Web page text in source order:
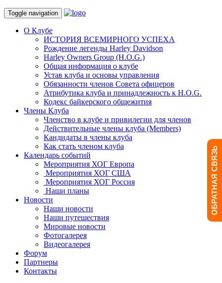
Toggle navigation
О Клубе
ИСТОРИЯ ВСЕМИРНОГО УСПЕХА
Рождение легенды Harley Davidson
Harley Owners Group (H.O.G.)
Общая информация о клубе
Устав клуба и основы управления
Обязанности членов Совета офицеров
Атрибутика клуба и принадлежность к H.O.G.
Кодекс байкерского общежития
Члены Клуба
Членство в клубе и привилегии для членов
Действительные члены клуба (Members)
Кандидаты в члены клуба
Как стать членом клуба
Календарь событий
Мероприятия ХОГ Европа
Мероприятия ХОГ США
Мероприятия ХОГ Россия
Наши планы
Новости
Наши новости
Наши путешествия
Мировые новости
Фотогалерея
Видеогалерея
Форум
Партнеры
Контакты
ОБРАТНАЯ СВЯЗЬ